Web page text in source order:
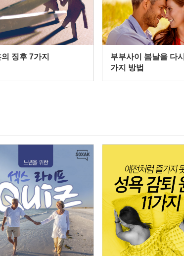
징후 7가지
부부사이 봄날을 다
가지 방법